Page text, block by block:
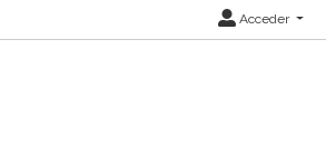
Acceder